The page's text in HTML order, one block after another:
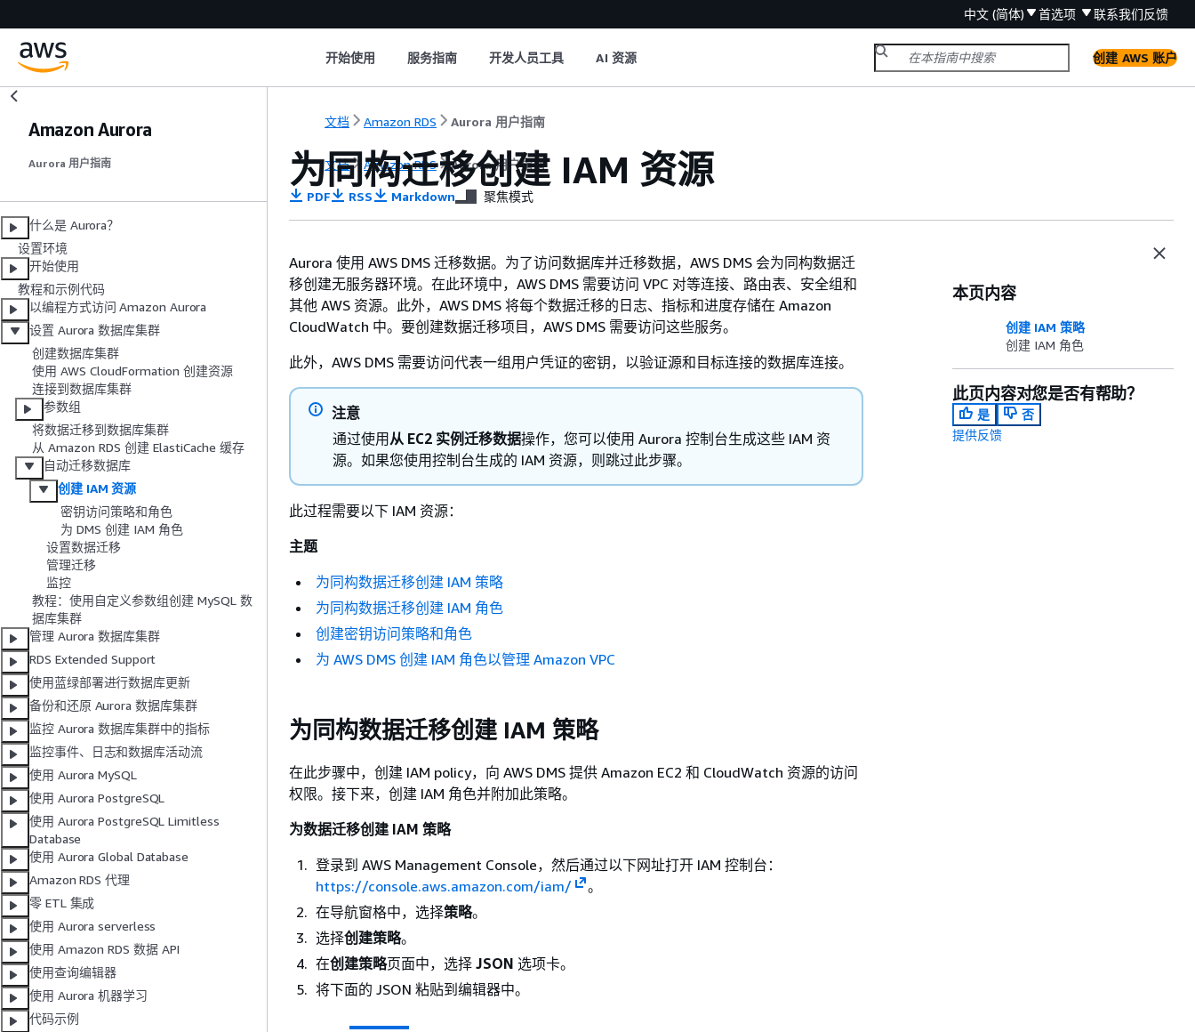
中文 (简体) 首选项 联系我们反馈
开始使用 服务指南 开发人员工具 AI 资源 创建 AWS 账户
Amazon Aurora
Aurora 用户指南
什么是 Aurora？
设置环境
开始使用
教程和示例代码
以编程方式访问 Amazon Aurora
设置 Aurora 数据库集群
创建数据库集群
使用 AWS CloudFormation 创建资源
连接到数据库集群
参数组
将数据迁移到数据库集群
从 Amazon RDS 创建 ElastiCache 缓存
自动迁移数据库
创建 IAM 资源
密钥访问策略和角色
为 DMS 创建 IAM 角色
设置数据迁移
管理迁移
监控
教程：使用自定义参数组创建 MySQL 数
据库集群
管理 Aurora 数据库集群
RDS Extended Support
使用蓝绿部署进行数据库更新
备份和还原 Aurora 数据库集群
监控 Aurora 数据库集群中的指标
监控事件、日志和数据库活动流
使用 Aurora MySQL
使用 Aurora PostgreSQL
使用 Aurora PostgreSQL Limitless
Database
使用 Aurora Global Database
Amazon RDS 代理
零 ETL 集成
使用 Aurora serverless
使用 Amazon RDS 数据 API
使用查询编辑器
使用 Aurora 机器学习
代码示例
文档 Amazon RDS Aurora 用户指南
文档 Amazon RDS Aurora 用户指南
为同构迁移创建 IAM 资源
PDF RSS Markdown 聚焦模式
Aurora 使用 AWS DMS 迁移数据。为了访问数据库并迁移数据，AWS DMS 会为同构数据迁
移创建无服务器环境。在此环境中，AWS DMS 需要访问 VPC 对等连接、路由表、安全组和
其他 AWS 资源。此外，AWS DMS 将每个数据迁移的日志、指标和进度存储在 Amazon
CloudWatch 中。要创建数据迁移项目，AWS DMS 需要访问这些服务。
此外，AWS DMS 需要访问代表一组用户凭证的密钥，以验证源和目标连接的数据库连接。
注意
通过使用 从 EC2 实例迁移数据操作，您可以使用 Aurora 控制台生成这些 IAM 资
源。如果您使用控制台生成的 IAM 资源，则跳过此步骤。
此过程需要以下 IAM 资源：
主题
为同构数据迁移创建 IAM 策略
为同构数据迁移创建 IAM 角色
创建密钥访问策略和角色
为 AWS DMS 创建 IAM 角色以管理 Amazon VPC
为同构数据迁移创建 IAM 策略
在此步骤中，创建 IAM policy，向 AWS DMS 提供 Amazon EC2 和 CloudWatch 资源的访问
权限。接下来，创建 IAM 角色并附加此策略。
为数据迁移创建 IAM 策略
登录到 AWS Management Console，然后通过以下网址打开 IAM 控制台：
https://console.aws.amazon.com/iam/
。
在导航窗格中，选择策略。
选择创建策略。
在创建策略页面中，选择 JSON 选项卡。
将下面的 JSON 粘贴到编辑器中。
本页内容
创建 IAM 策略
创建 IAM 角色
此页内容对您是否有帮助？
是
否
提供反馈